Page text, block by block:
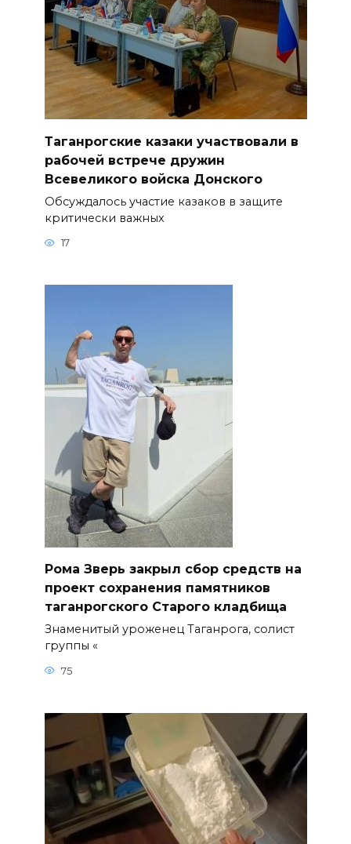
Таганрогские казаки участвовали в
рабочей встрече дружин
Всевеликого войска Донского
Обсуждалось участие казаков в защите
критически важных
17
Рома Зверь закрыл сбор средств на
проект сохранения памятников
таганрогского Старого кладбища
Знаменитый уроженец Таганрога, солист
группы «
75